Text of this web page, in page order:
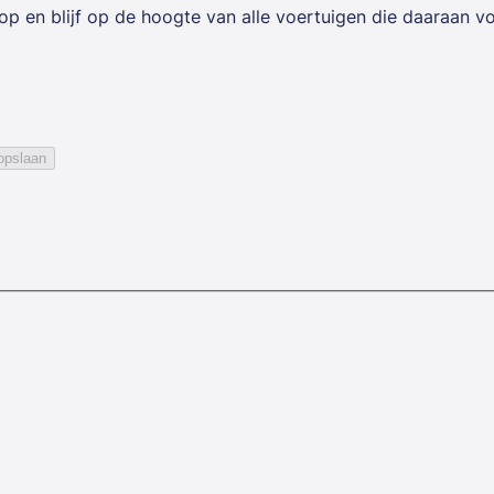
en blijf op de hoogte van alle voertuigen die daaraan